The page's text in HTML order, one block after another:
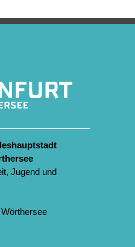
Jugend und